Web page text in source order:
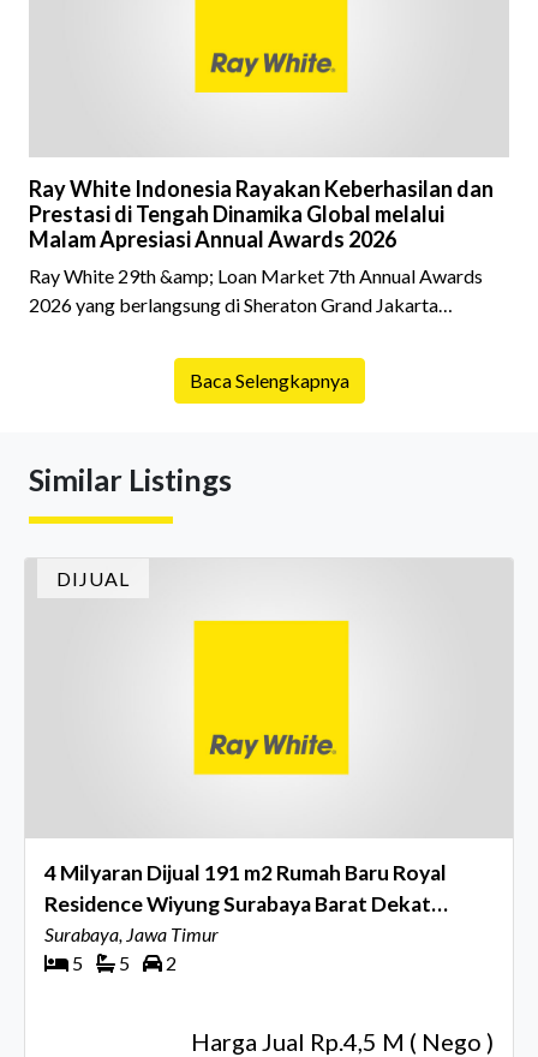
Ray White Indonesia Rayakan Keberhasilan dan
Prestasi di Tengah Dinamika Global melalui
Malam Apresiasi Annual Awards 2026
Ray White 29th &amp; Loan Market 7th Annual Awards
2026 yang berlangsung di Sheraton Grand Jakarta
istimewa bagi para pelaku industri properti dan keuangan.
Lebih dari 400 marketing executives dan principals
menghidupkan suasana, acara ini dihadiri oleh Country
Baca Selengkapnya
Similar Listings
DIJUAL
4 Milyaran Dijual 191 m2 Rumah Baru Royal
Residence Wiyung Surabaya Barat Dekat
Citraland, Wisata Bukit Mas, Pakuwon Mall
Surabaya, Jawa Timur
5
5 2
Harga Jual Rp.4,5 M ( Nego )